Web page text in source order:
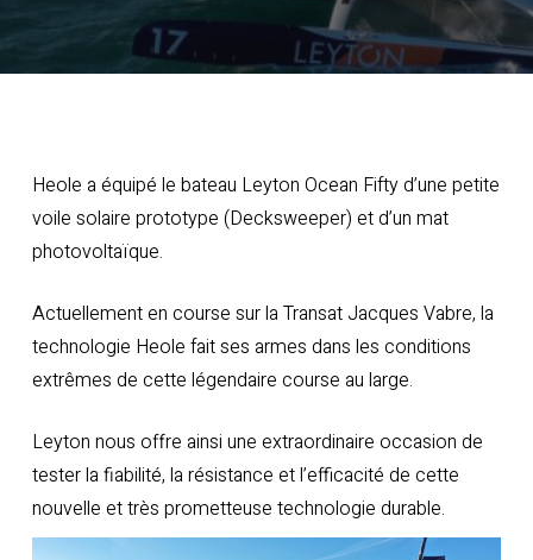
Heole a équipé le bateau Leyton Ocean Fifty d’une petite
voile solaire prototype (Decksweeper) et d’un mat
photovoltaïque.
Actuellement en course sur la Transat Jacques Vabre, la
technologie Heole fait ses armes dans les conditions
extrêmes de cette légendaire course au large.
Leyton nous offre ainsi une extraordinaire occasion de
tester la fiabilité, la résistance et l’efficacité de cette
nouvelle et très prometteuse technologie durable.